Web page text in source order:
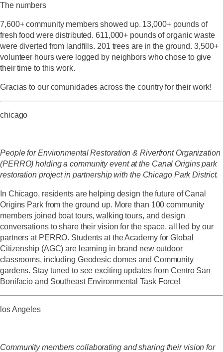
The numbers
7,600+ community members showed up. 13,000+ pounds of
fresh food were distributed. 611,000+ pounds of organic waste
were diverted from landfills. 201 trees are in the ground. 3,500+
volunteer hours were logged by neighbors who chose to give
their time to this work.
Gracias to our comunidades across the country for their work!
chicago
People for Environmental Restoration & Riverfront Organization
(PERRO) holding a community event at the Canal Origins park
restoration project in partnership with the Chicago Park District.
In Chicago, residents are helping design the future of Canal
Origins Park from the ground up. More than 100 community
members joined boat tours, walking tours, and design
conversations to share their vision for the space, all led by our
partners at PERRO. Students at the Academy for Global
Citizenship (AGC) are learning in brand new outdoor
classrooms, including Geodesic domes and Community
gardens. Stay tuned to see exciting updates from Centro San
Bonifacio and Southeast Environmental Task Force!
los Angeles
Community members collaborating and sharing their vision for